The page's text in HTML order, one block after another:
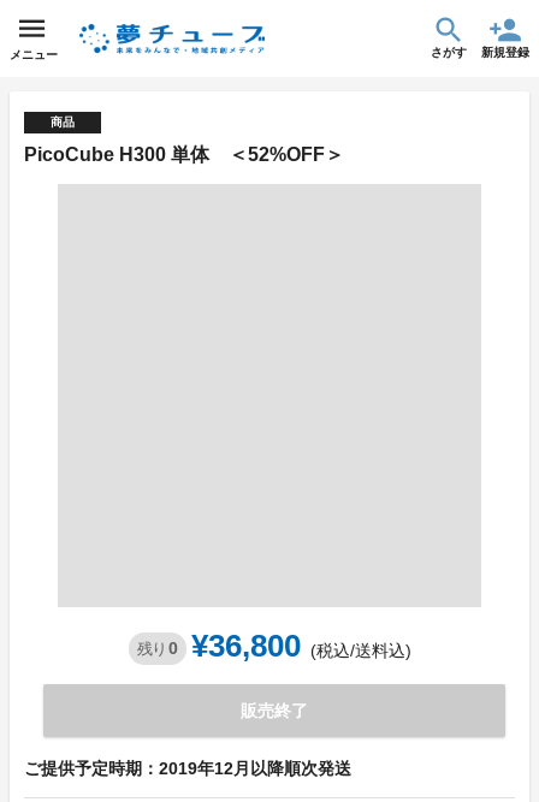
メニュー さがす 新規登録
商品
PicoCube H300 単体 ＜52%OFF＞
残り 0 ¥36,800 (税込/送料込)
販売終了
ご提供予定時期：2019年12月以降順次発送